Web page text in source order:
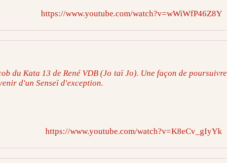
https://www.youtube.com/watch?v=wWiWfP46Z8Y
du Kata 13 de René VDB (Jo taï Jo). Une façon de poursuivre
d'un Senseï d'exception.
https://www.youtube.com/watch?v=K8eCv_gIyYk